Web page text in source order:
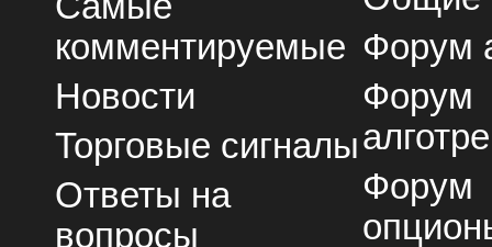
комментируемые
Новости
Торговые сигналы
Ответы на
вопросы
Форум
Форум
Форум